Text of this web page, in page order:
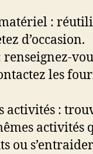
:
d’occasion.
renseignez-
les
activités :
activités
ou